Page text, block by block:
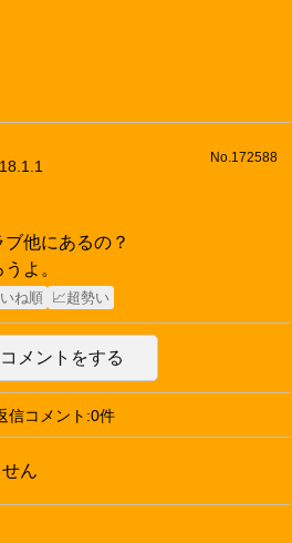
No.172588
他にあるの？
よ。
ね順 📈超勢い
メントをする
信コメント:0件
ん